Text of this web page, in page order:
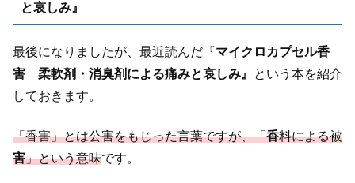
と哀しみ』
最後になりましたが、最近読んだ『マイクロカプセル香
害 柔軟剤・消臭剤による痛みと哀しみ』
という本を紹介
しておきます。
「香害」とは公害をもじった言葉ですが、「香料による被
害」という意味です。